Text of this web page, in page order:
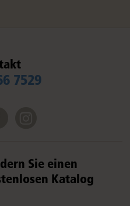
7529
Sie einen
Katalog